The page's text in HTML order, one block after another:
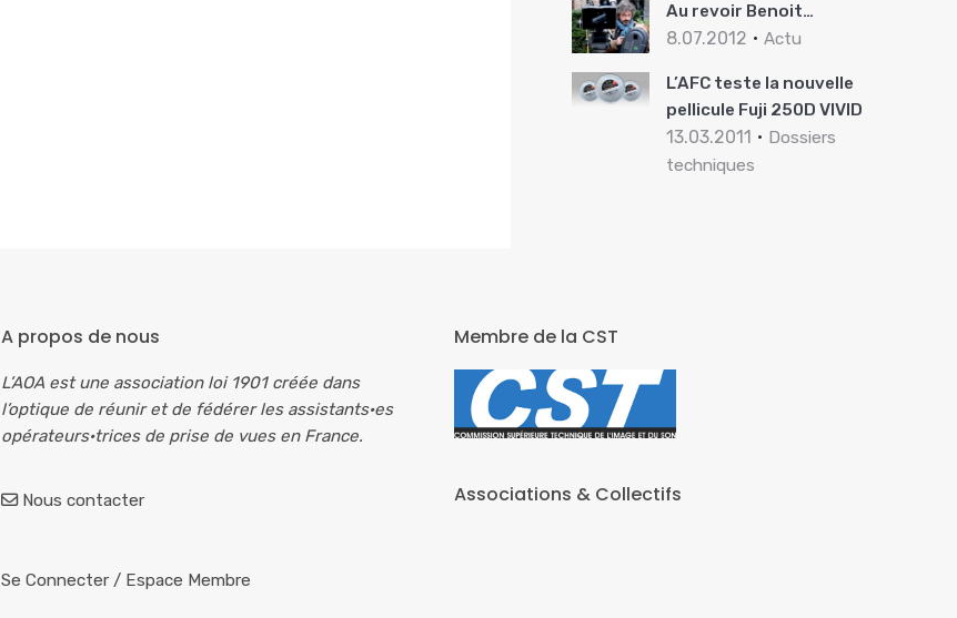
Au revoir Benoit…
8.07.2012 Actu
L’AFC teste la nouvelle
pellicule Fuji 250D VIVID
13.03.2011
Dossiers
techniques
A propos de nous
L’AOA est une association loi 1901 créée dans
l’optique de réunir et de fédérer les assistants·es
opérateurs·trices de prise de vues en France.
Nous contacter
Se Connecter/ Espace Membre
Membre de la CST
Associations & Collectifs